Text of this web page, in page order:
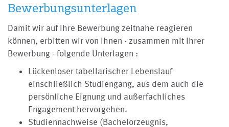
Bewerbungsunterlagen
Damit wir auf Ihre Bewerbung zeitnahe reagieren
können, erbitten wir von Ihnen - zusammen mit Ihrer
Bewerbung - folgende Unterlagen :
Lückenloser tabellarischer Lebenslauf
einschließlich Studiengang, aus dem auch die
persönliche Eignung und außerfachliches
Engagement hervorgehen.
Studiennachweise (Bachelorzeugnis,